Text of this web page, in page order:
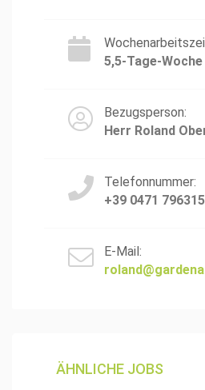
5,5-Tage-Woche
Bezugsperson:
Herr Roland
Telefonnummer:
+39 0471 796315
E-Mail:
ÄHNLICHE JOBS